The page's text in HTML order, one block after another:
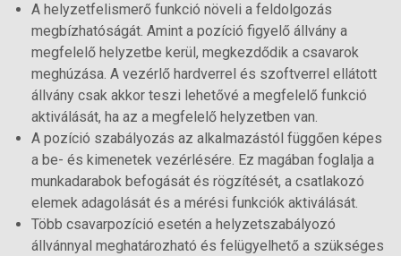
A helyzetfelismerő funkció növeli a feldolgozás
megbízhatóságát. Amint a pozíció figyelő állvány a
megfelelő helyzetbe kerül, megkezdődik a csavarok
meghúzása. A vezérlő hardverrel és szoftverrel ellátott
állvány csak akkor teszi lehetővé a megfelelő funkció
aktiválását, ha az a megfelelő helyzetben van.
A pozíció szabályozás az alkalmazástól függően képes
a be- és kimenetek vezérlésére. Ez magában foglalja a
munkadarabok befogását és rögzítését, a csatlakozó
elemek adagolását és a mérési funkciók aktiválását.
Több csavarpozíció esetén a helyzetszabályozó
állvánnyal meghatározható és felügyelhető a szükséges